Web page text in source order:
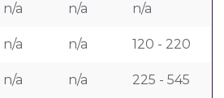
n/a n/a n/a
n/a n/a 120 - 220
n/a n/a 225 - 545